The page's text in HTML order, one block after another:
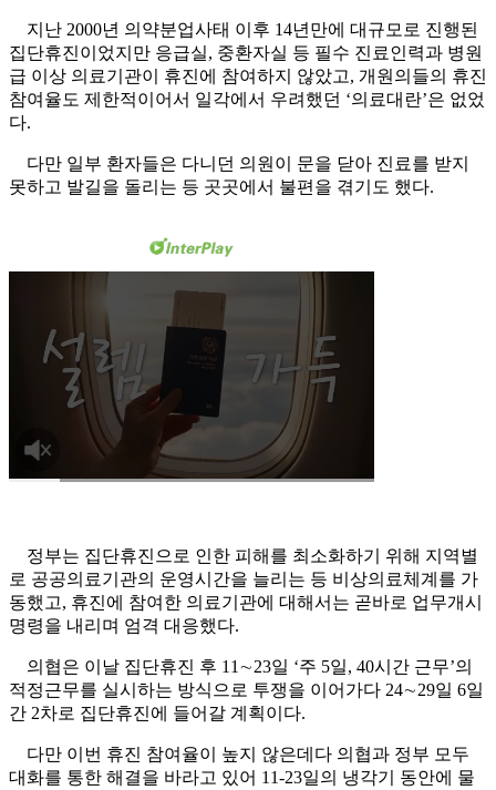
지난 2000년 의약분업사태 이후 14년만에 대규모로 진행된
집단휴진이었지만 응급실, 중환자실 등 필수 진료인력과 병원
급 이상 의료기관이 휴진에 참여하지 않았고, 개원의들의 휴진
참여율도 제한적이어서 일각에서 우려했던 ‘의료대란’은 없었
다.
다만 일부 환자들은 다니던 의원이 문을 닫아 진료를 받지
못하고 발길을 돌리는 등 곳곳에서 불편을 겪기도 했다.
정부는 집단휴진으로 인한 피해를 최소화하기 위해 지역별
로 공공의료기관의 운영시간을 늘리는 등 비상의료체계를 가
동했고, 휴진에 참여한 의료기관에 대해서는 곧바로 업무개시
명령을 내리며 엄격 대응했다.
의협은 이날 집단휴진 후 11∼23일 ‘주 5일, 40시간 근무’의
적정근무를 실시하는 방식으로 투쟁을 이어가다 24∼29일 6일
간 2차로 집단휴진에 들어갈 계획이다.
다만 이번 휴진 참여율이 높지 않은데다 의협과 정부 모두
대화를 통한 해결을 바라고 있어 11-23일의 냉각기 동안에 물